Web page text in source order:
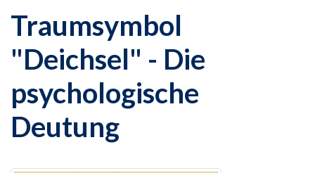
Traumsymbol
"Deichsel" - Die
psychologische
Deutung